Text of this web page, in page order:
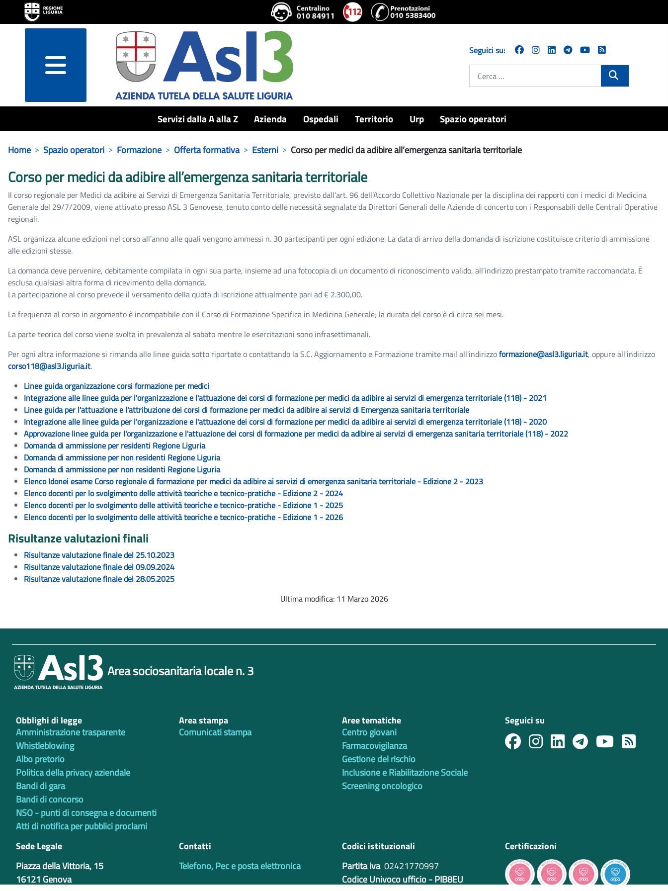
menu
Seguici su:
Cerca
Servizi dalla A alla Z Azienda Ospedali Territorio Urp Spazio operatori
Home Spazio operatori Formazione Offerta formativa Esterni Corso per medici da adibire all’emergenza sanitaria territoriale
Corso per medici da adibire all’emergenza sanitaria territoriale
Il corso regionale per Medici da adibire ai Servizi di Emergenza Sanitaria Territoriale, previsto dall’art. 96 dell’Accordo Collettivo Nazionale per la disciplina dei rapporti con i medici di Medicina
Generale del 29/7/2009, viene attivato presso ASL 3 Genovese, tenuto conto delle necessità segnalate da Direttori Generali delle Aziende di concerto con i Responsabili delle Centrali Operative
regionali.
ASL organizza alcune edizioni nel corso all’anno alle quali vengono ammessi n. 30 partecipanti per ogni edizione. La data di arrivo della domanda di iscrizione costituisce criterio di ammissione
alle edizioni stesse.
La domanda deve pervenire, debitamente compilata in ogni sua parte, insieme ad una fotocopia di un documento di riconoscimento valido, all’indirizzo prestampato tramite raccomandata. È
esclusa qualsiasi altra forma di ricevimento della domanda.
La partecipazione al corso prevede il versamento della quota di iscrizione attualmente pari ad € 2.300,00.
La frequenza al corso in argomento è incompatibile con il Corso di Formazione Specifica in Medicina Generale; la durata del corso è di circa sei mesi.
La parte teorica del corso viene svolta in prevalenza al sabato mentre le esercitazioni sono infrasettimanali.
Per ogni altra informazione si rimanda alle linee guida sotto riportate o contattando la S.C. Aggiornamento e Formazione tramite mail all'indirizzoformazione@asl3.liguria.it, oppure all'indirizzo
corso118@asl3.liguria.it.
Linee guida organizzazione corsi formazione per medici
Integrazione alle linee guida per l'organizzazione e l'attuazione dei corsi di formazione per medici da adibire ai servizi di emergenza territoriale (118) - 2021
Linee guida per l'attuazione e l'attribuzione dei corsi di formazione per medici da adibire ai servizi di Emergenza sanitaria territoriale
Integrazione alle linee guida per l'organizzazione e l'attuazione dei corsi di formazione per medici da adibire ai servizi di emergenza territoriale (118) - 2020
Approvazione linee guida per l'organizzazione e l'attuazione dei corsi di formazione per medici da adibire ai servizi di emergenza sanitaria territoriale (118) - 2022
Domanda di ammissione per residenti Regione Liguria
Domanda di ammissione per non residenti Regione Liguria
Domanda di ammissione per non residenti Regione Liguria
Elenco Idonei esame Corso regionale di formazione per medici da adibire ai servizi di emergenza sanitaria territoriale - Edizione 2 - 2023
Elenco docenti per lo svolgimento delle attività teoriche e tecnico-pratiche - Edizione 2 - 2024
Elenco docenti per lo svolgimento delle attività teoriche e tecnico-pratiche - Edizione 1 - 2025
Elenco docenti per lo svolgimento delle attività teoriche e tecnico-pratiche - Edizione 1 - 2026
Risultanze valutazioni finali
Risultanze valutazione finale del 25.10.2023
Risultanze valutazione finale del 09.09.2024
Risultanze valutazione finale del 28.05.2025
Ultima modifica: 11 Marzo 2026
Area sociosanitaria locale n. 3
Obblighi di legge
Amministrazione trasparente
Whistleblowing
Albo pretorio
Politica della privacy aziendale
Bandi di gara
Bandi di concorso
NSO - punti di consegna e documenti
Atti di notifica per pubblici proclami
Area stampa
Comunicati stampa
Aree tematiche
Centro giovani
Farmacovigilanza
Gestione del rischio
Inclusione e Riabilitazione Sociale
Screening oncologico
Seguici su
Sede Legale
Piazza della Vittoria, 15
16121 Genova
Contatti
Telefono, Pec e posta elettronica
Codici istituzionali
Partita iva 02421770997
Codice Univoco ufficio - PIB8EU
Certificazioni